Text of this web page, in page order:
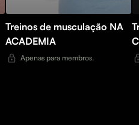
Treinos de musculação NA
ACADEMIA
Apenas para membros.